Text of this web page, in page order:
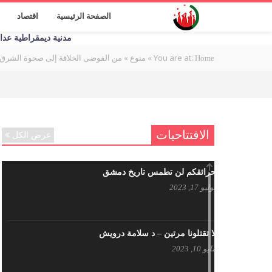
الصفحة الرئيسية اقتصاد
مدنية ديمقراطية عدالة
You are at: Home
» منوع » من الفوضى الخلاقة إلى صحوة
الافتتاحيات عرض الكل
حرائقكم لن تطمس تاريخ دمشق
يوليو 17, 2023
لا تقتلونا مرتين – د سلامة درويش
مايو 10, 2023